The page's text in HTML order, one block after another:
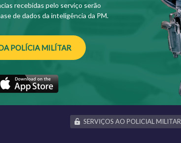
recebidas pelo serviço serão
de dados da inteligência da PM.
POLÍCIA MILÍTAR
SERVIÇOS AO POLICIAL MILITAR